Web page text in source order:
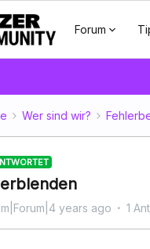
Forum
Wer sind wir?
years ago 1